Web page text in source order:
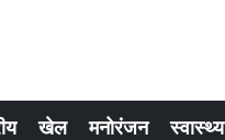
खेल मनोरंजन स्वास्थ्य